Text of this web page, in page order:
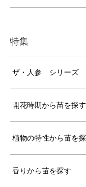
特集
ザ・人参 シリーズ
開花時期から苗を探す
植物の特性から苗を
香りから苗を探す